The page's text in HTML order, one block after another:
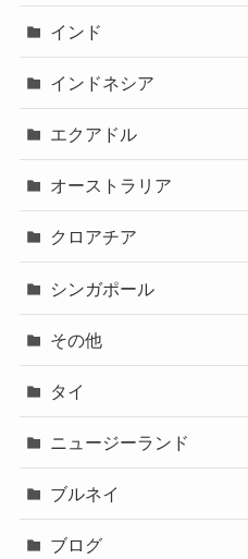
インド
インドネシア
エクアドル
オーストラリア
クロアチア
シンガポール
その他
タイ
ニュージーランド
ブルネイ
ブログ